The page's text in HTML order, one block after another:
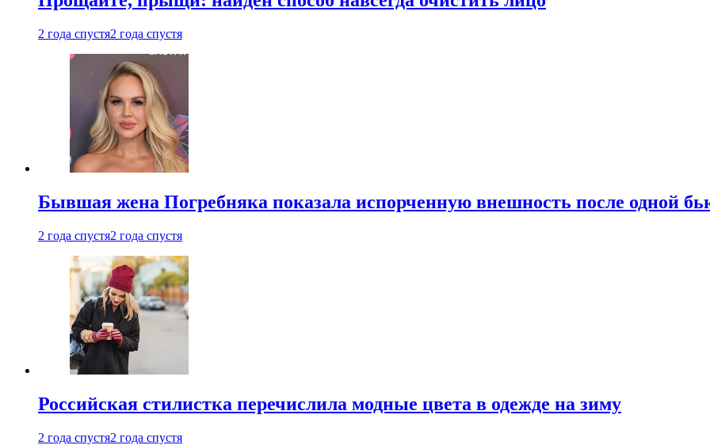
2 года спустя2 года спустя
Бывшая жена Погребняка показала испорченную внешность после одной
2 года спустя2 года спустя
Российская стилистка перечислила модные цвета в одежде на зиму
2 года спустя2 года спустя